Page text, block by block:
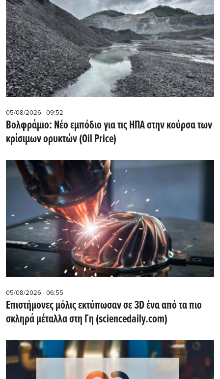
05/08/2026 - 09:52
Βολφράμιο: Νέο εμπόδιο για τις ΗΠΑ στην κούρσα των
κρίσιμων ορυκτών (Oil Price)
05/08/2026 - 06:55
Επιστήμονες μόλις εκτύπωσαν σε 3D ένα από τα πιο
σκληρά μέταλλα στη Γη (sciencedaily.com)